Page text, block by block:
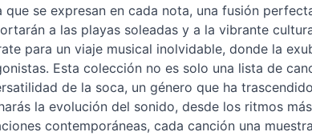
que se expresan en cada nota, una fusión
a las playas soleadas y a la vibrante
para un viaje musical inolvidable, donde la
Esta colección no es solo una lista de
de la soca, un género que ha
la evolución del sonido, desde los ritmos
contemporáneas, cada canción una